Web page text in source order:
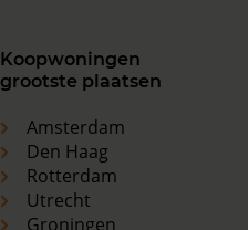
Koopwoningen
grootste plaatsen
Amsterdam
Den Haag
Rotterdam
Utrecht
Groningen